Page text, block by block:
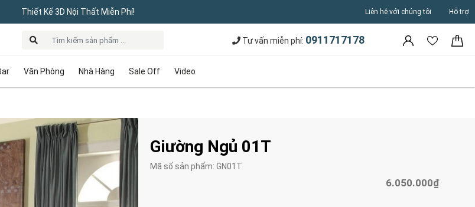
Thiết Kế 3D Nội Thất Miễn Phí! Liên hệ với chúng tôi Hỗ trợ
Văn Phòng Nhà Hàng Sale Off Video
Tư vấn miễn phí: 0911717178
Giường Ngủ 01T
Mã số sản phẩm: GN01T
6.050.000₫